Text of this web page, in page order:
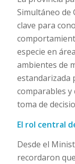
Simultáneo de
clave para
especie en
ambientes de
estandarizada
comparables
toma de
El rol central
Desde el
recordaron